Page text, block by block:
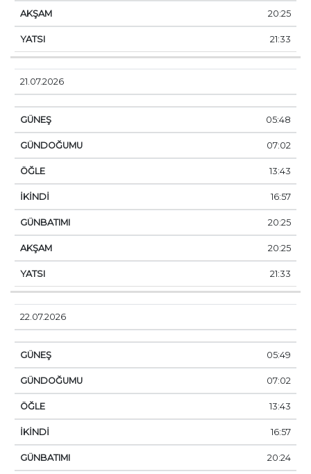
20:25
21:33
21.07.2026
05:48
07:02
13:43
16:57
20:25
20:25
21:33
22.07.2026
05:49
07:02
13:43
16:57
20:24